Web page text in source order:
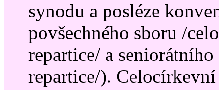
synodu a posléze
povšechného sboru /
repartice/ a
repartice/).